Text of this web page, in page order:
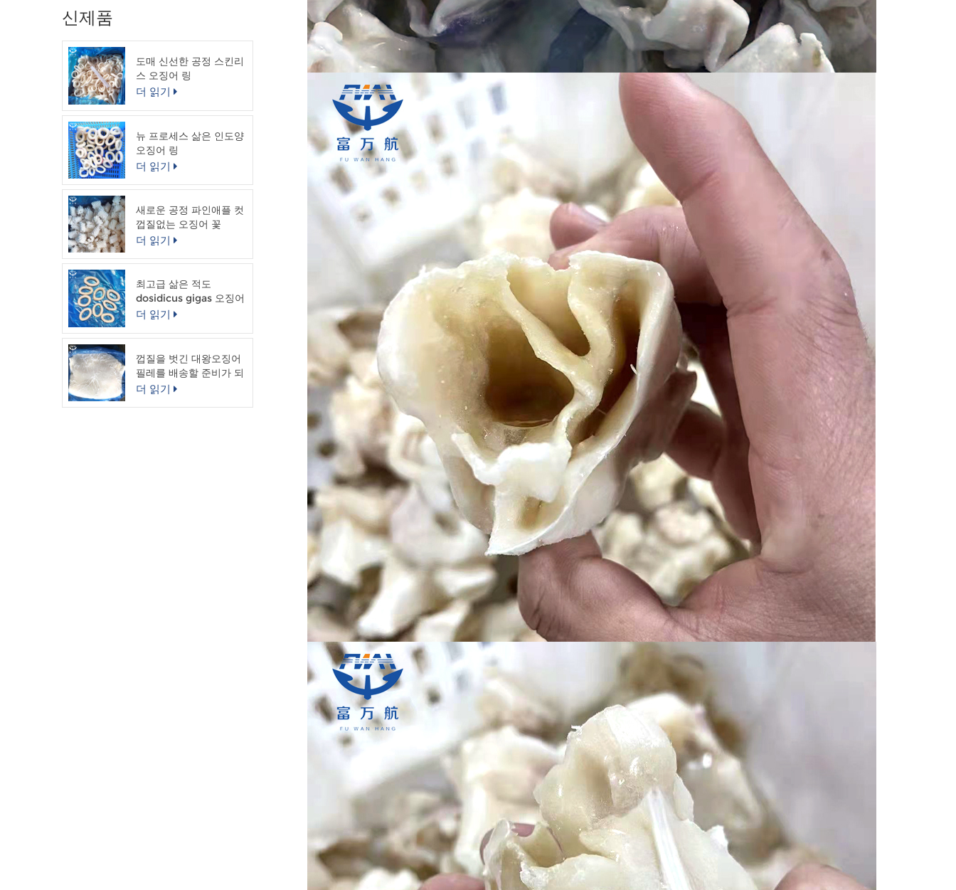
신제품
도매 신선한 공정 스킨리
스 오징어 링
더 읽기
뉴 프로세스 삶은 인도양
오징어 링
더 읽기
새로운 공정 파인애플 컷
껍질없는 오징어 꽃
더 읽기
최고급 삶은 적도
dosidicus gigas 오징어
링
더 읽기
껍질을 벗긴 대왕오징어
필레를 배송할 준비가 되
었습니다.
더 읽기